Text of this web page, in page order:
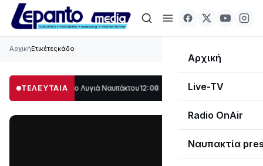
Αρχική
Live-TV
Radio OnAir
Ναυπακτία
ΑρχικήΕτικέτεςκάδο
ΤΕΛΕΥΤΑΙΑ
μέρος στο Λυγιά Ναυπάκτου12:08 Σε τροχιά υλοποίησης η Παράκαμψη